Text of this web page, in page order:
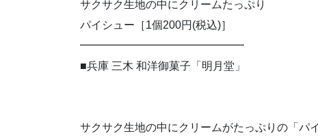
サクサク生地の中にクリームたっぷり
パイシュー［1個200円(税込)］
━━━━━━━━━━━━━━━
■兵庫 三木 和洋御菓子「明月堂」
サクサク生地の中にクリームがたっぷりの「パ